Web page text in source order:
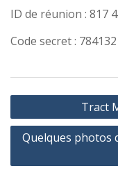
ID de réunion : 817
Code secret : 784132
Navigation
de
l’article
Tract
Quelques photos